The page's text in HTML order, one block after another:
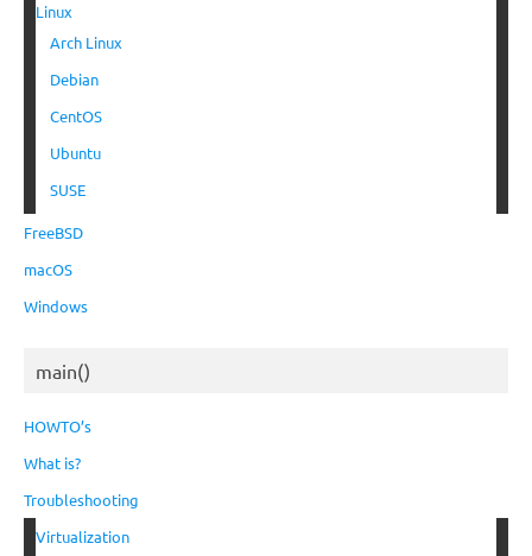
Linux
Arch Linux
Debian
CentOS
Ubuntu
SUSE
FreeBSD
macOS
Windows
main()
HOWTO’s
What is?
Troubleshooting
Virtualization